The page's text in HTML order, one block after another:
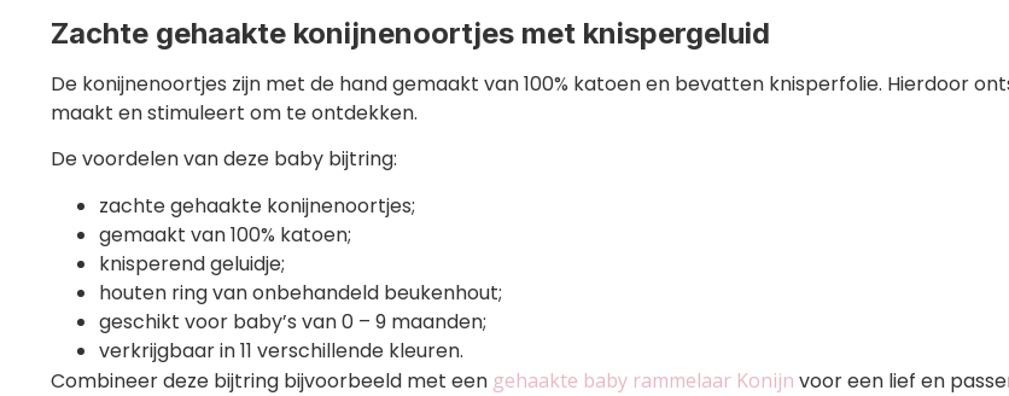
Zachte gehaakte konijnenoortjes met knispergeluid
De konijnenoortjes zijn met de hand gemaakt van 100% katoen en bevatten knisperfolie. Hierdoor
maakt en stimuleert om te ontdekken.
De voordelen van deze baby bijtring:
zachte gehaakte konijnenoortjes;
gemaakt van 100% katoen;
knisperend geluidje;
houten ring van onbehandeld beukenhout;
geschikt voor baby’s van 0 – 9 maanden;
verkrijgbaar in 11 verschillende kleuren.
Combineer deze bijtring bijvoorbeeld met een gehaakte baby rammelaar Konijn voor een lief en